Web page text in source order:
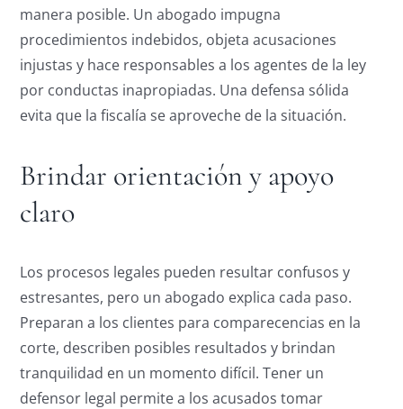
manera posible. Un abogado impugna
procedimientos indebidos, objeta acusaciones
injustas y hace responsables a los agentes de la ley
por conductas inapropiadas. Una defensa sólida
evita que la fiscalía se aproveche de la situación.
Brindar orientación y apoyo
claro
Los procesos legales pueden resultar confusos y
estresantes, pero un abogado explica cada paso.
Preparan a los clientes para comparecencias en la
corte, describen posibles resultados y brindan
tranquilidad en un momento difícil. Tener un
defensor legal permite a los acusados tomar